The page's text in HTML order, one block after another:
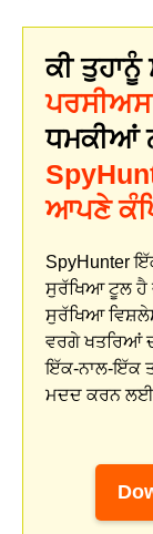
ਕੀ
ਧਮਕੀਆਂ
ਆਪਣੇ
SpyHunter
ਸੁਰੱਖਿਆ ਟੂਲ ਹੈ
ਸੁਰੱਖਿਆ
ਵਰਗੇ ਖਤਰਿਆਂ
ਇੱਕ-ਨਾਲ-ਇੱਕ
ਮਦਦ ਕਰਨ ਲਈ